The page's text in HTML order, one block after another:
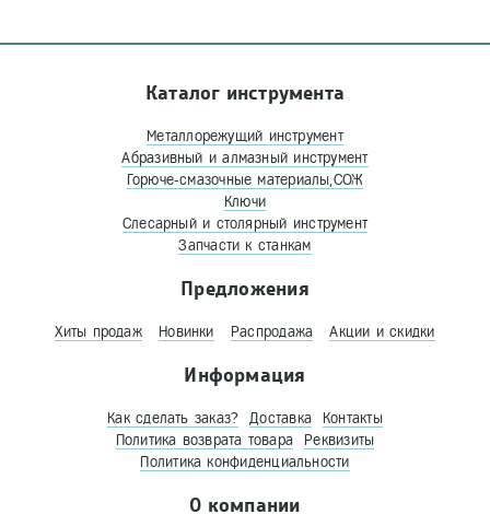
Каталог инструмента
Металлорежущий инструмент
Абразивный и алмазный инструмент
Горюче-смазочные материалы,СОЖ
Ключи
Слесарный и столярный инструмент
Запчасти к станкам
Предложения
Хиты продаж Новинки Распродажа Акции и скидки
Информация
Как сделать заказ? Доставка
Контакты
Политика возврата товара
Реквизиты
Политика конфиденциальности
О компании